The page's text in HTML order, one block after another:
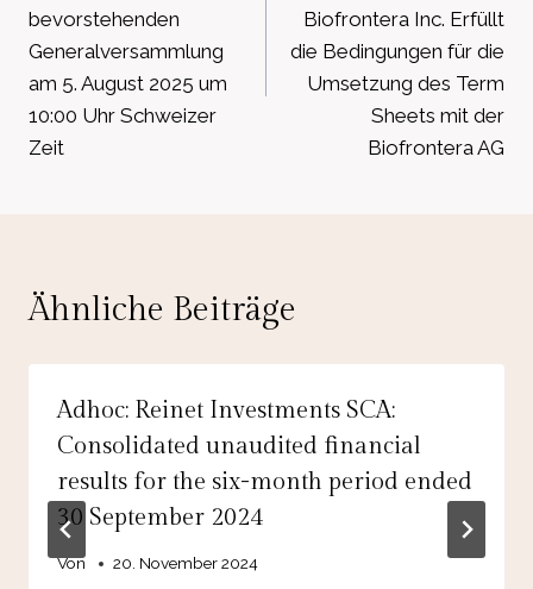
bevorstehenden
Generalversammlung
am 5. August 2025 um
10:00 Uhr Schweizer
Zeit
Biofrontera Inc. Erfüllt
die Bedingungen für die
Umsetzung des Term
Sheets mit der
Biofrontera AG
Ähnliche Beiträge
Adhoc: Reinet Investments SCA:
Consolidated unaudited financial
results for the six-month period ended
30 September 2024
Von 20. November 2024